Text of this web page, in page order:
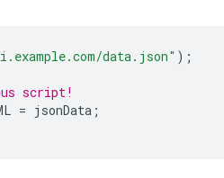
data.json" );
script!
= jsonData ;